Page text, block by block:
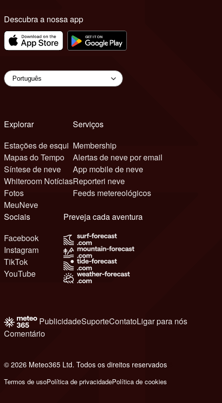
Descubra a nossa app
Explorar
Estações de esqui
Mapas do Tempo
Síntese de neve
Whiteroom Notícias
Fotos
MeuNeve
Serviços
Membership
Alertas de neve por email
App mobile de neve
Reporteri neve
Feeds metereológicos
Sociais
Facebook
Instagram
TikTok
YouTube
Preveja cada aventura
PublicidadeSuporteContatoLigar para nós
Comentário
© 2026 Meteo365 Ltd. Todos os direitos reservados
Termos de usoPolítica de privacidadePolítica de cookies